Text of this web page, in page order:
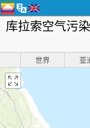
库拉索空气污
世界 亚